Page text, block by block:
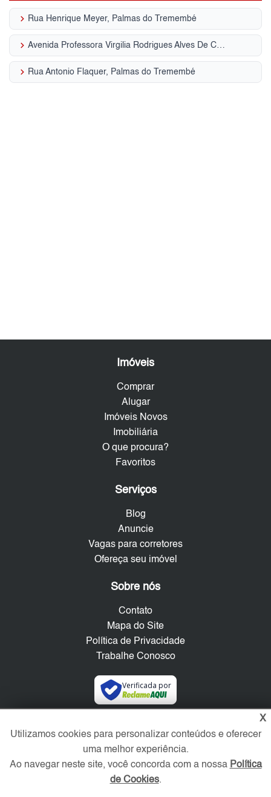
keyboard_arrow_right Rua Henrique Meyer, Palmas do Tremembé
keyboard_arrow_right Avenida Professora Virgilia Rodrigues Alves De Car, Palmas do Tremembé
keyboard_arrow_right Rua Antonio Flaquer, Palmas do Tremembé
Imóveis
Comprar
Alugar
Imóveis Novos
Imobiliária
O que procura?
Favoritos
Serviços
Blog
Anuncie
Vagas para corretores
Ofereça seu imóvel
Sobre nós
Contato
Mapa do Site
Política de Privacidade
Trabalhe Conosco
Verificada por
X
Utilizamos cookies para personalizar conteúdos e oferecer
uma melhor experiência.
Ao navegar neste site, você concorda com a nossa Política
de Cookies.